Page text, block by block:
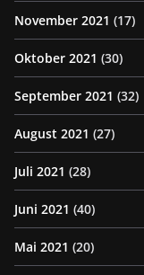
November 2021 (17)
Oktober 2021 (30)
September 2021 (32)
August 2021 (27)
Juli 2021 (28)
Juni 2021 (40)
Mai 2021 (20)